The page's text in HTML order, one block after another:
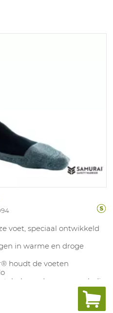
voet, speciaal ontwikkeld
in warme en droge
houdt de voeten
en duurzame sok die
professioneel
een extra versteviging.